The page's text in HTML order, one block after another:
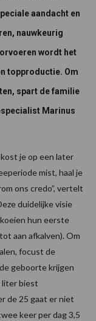
aandacht en
nauwkeurig
wordt het
topproductie. Om
spart de familie
Marinus
je op een later
mist, haal je
ons credo”, vertelt
duidelijke visie
hun eerste
aan afkalven). Om
focust de
geboorte krijgen
liter biest
de 25 gaat er niet
keer per dag 3,5